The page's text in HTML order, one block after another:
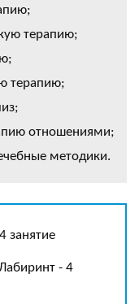
терапию;
терапию;
отношениями;
методики.
занятие
- 4